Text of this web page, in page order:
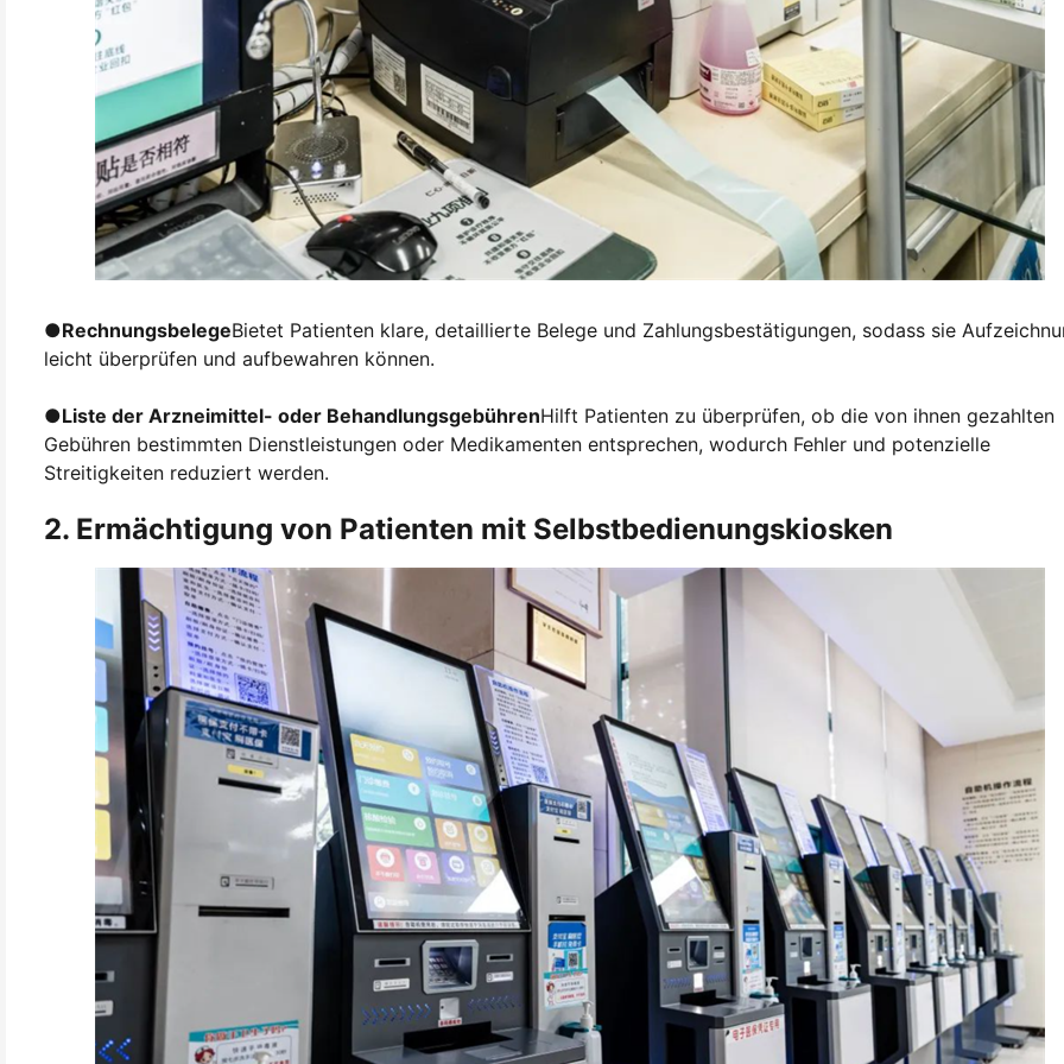
●RechnungsbelegeBietet Patienten klare, detaillierte Belege und Zahlungsbestätigungen, sodass sie
leicht überprüfen und aufbewahren können.
●Liste der Arzneimittel- oder BehandlungsgebührenHilft Patienten zu überprüfen, ob die von ihnen gezahlten
Gebühren bestimmten Dienstleistungen oder Medikamenten entsprechen, wodurch Fehler und potenzielle
Streitigkeiten reduziert werden.
2. Ermächtigung von Patienten mit Selbstbedienungskiosken